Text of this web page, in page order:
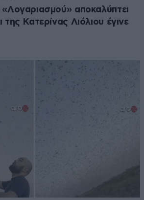
αποκαλύπτει
Κατερίνας Λιόλιου έγινε